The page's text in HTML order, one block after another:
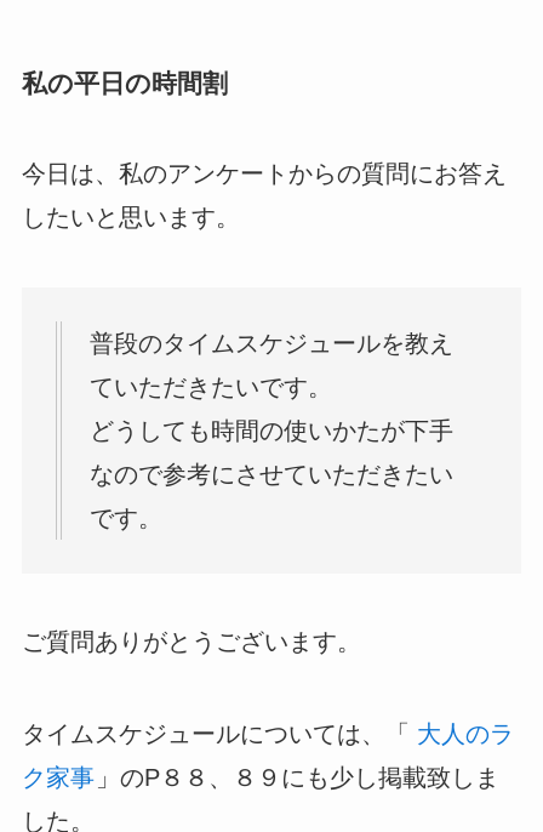
私の平日の時間割
今日は、私のアンケートからの質問にお答え
したいと思います。
普段のタイムスケジュールを教え
ていただきたいです。
どうしても時間の使いかたが下手
なので参考にさせていただきたい
です。
ご質問ありがとうございます。
タイムスケジュールについては、「 大人のラ
ク家事 」のP８８、８９にも少し掲載致しま
した。